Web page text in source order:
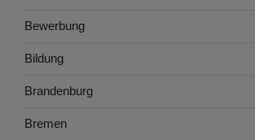
Bewerbung
Bildung
Brandenburg
Bremen